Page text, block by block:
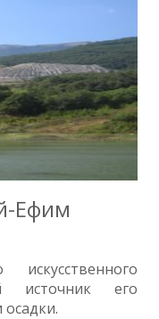
Ефим
источник его